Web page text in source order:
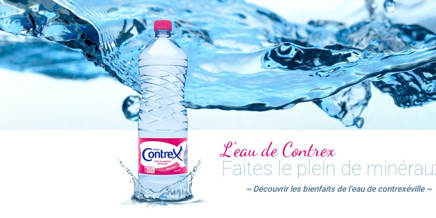
L’eau de Contrex
Faites le plein de
~ Découvrir les bienfaits de l’eau de contrexéville ~